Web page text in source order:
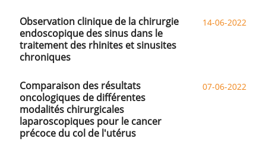
14-06-2022
Observation clinique de la chirurgie
endoscopique des sinus dans le
traitement des rhinites et sinusites
chroniques
07-06-2022
Comparaison des résultats
oncologiques de différentes
modalités chirurgicales
laparoscopiques pour le cancer
précoce du col de l'utérus